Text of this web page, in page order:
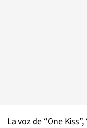
La voz de “One